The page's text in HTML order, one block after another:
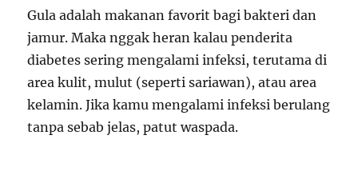
Gula adalah makanan favorit bagi bakteri dan
jamur. Maka nggak heran kalau penderita
diabetes sering mengalami infeksi, terutama di
area kulit, mulut (seperti sariawan), atau area
kelamin. Jika kamu mengalami infeksi berulang
tanpa sebab jelas, patut waspada.